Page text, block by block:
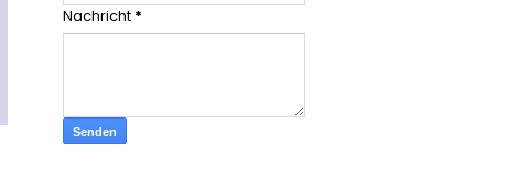
Nachricht *